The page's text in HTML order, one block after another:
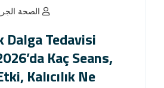
الصحة الجريئة
Dalga Tedavisi
2026’da Kaç Seans,
Etki, Kalıcılık Ne